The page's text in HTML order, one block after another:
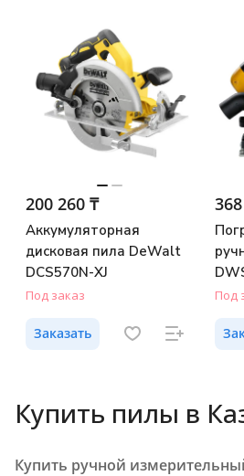
200 260 ₸
Аккумуляторная
дисковая пила DeWalt
DCS570N-XJ
Под заказ
Заказать
Под
Купить пилы в
Купить ручной